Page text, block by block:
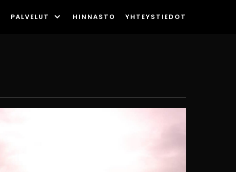
PALVELUT HINNASTO YHTEYSTIEDOT